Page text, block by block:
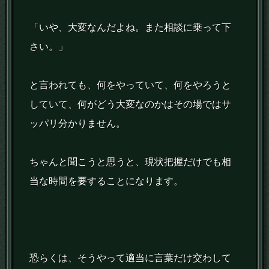
「いや、大変なんだよね。また相談に乗って下
さい。」
と言われても、何をやっていて、何をやろうと
していて、何がどう大変なのかはその場ではサ
ッパリ分かりません。
ちゃんと聞こうと思うと、現状把握だけでも相
当な時間を要することになります。
恐らくは、そうやって適当に言葉だけ交わして